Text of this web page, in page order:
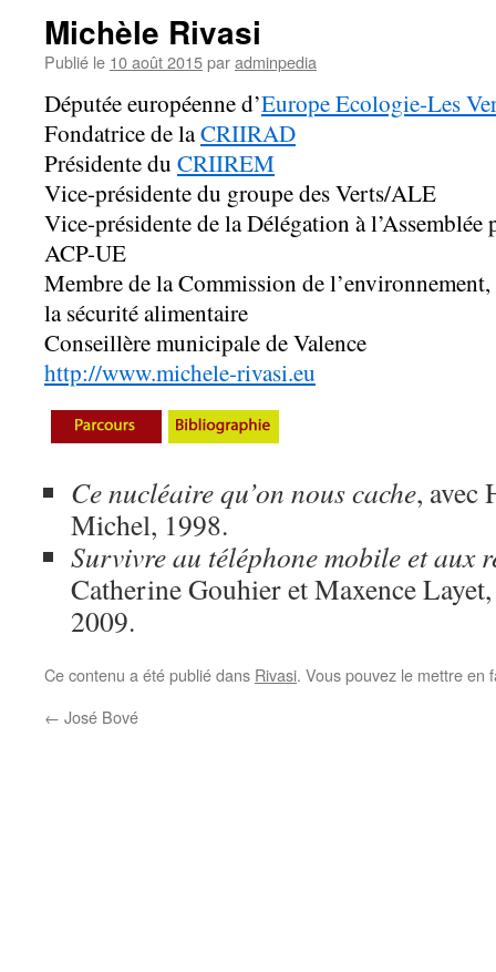
Michèle Rivasi
Publié le 10 août 2015paradminpedia
Députée européenne d’Europe Ecologie-Les
Fondatrice de laCRIIRAD
Présidente du CRIIREM
Vice-présidente du groupe des Verts/ALE
Vice-présidente de la Délégation à l’Assemblée
ACP-UE
Membre de la Commission de
la sécurité alimentaire
Conseillère municipale de Valence
http://www.michele-rivasi.eu
Ce nucléaire qu’on nous cache, avec
Michel, 1998.
Survivre au téléphone mobile et aux
Catherine Gouhier et Maxence
2009.
Ce contenu a été publié dans Rivasi. Vous pouvez le mettre en
← José Bové